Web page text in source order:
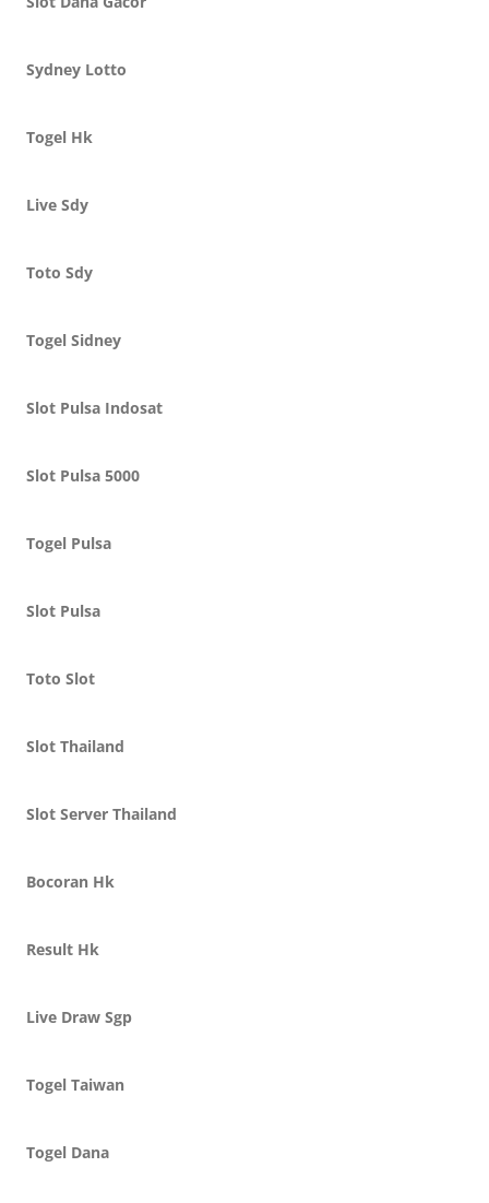
Sydney Lotto
Togel Hk
Live Sdy
Toto Sdy
Togel Sidney
Slot Pulsa Indosat
Slot Pulsa 5000
Togel Pulsa
Slot Pulsa
Toto Slot
Slot Thailand
Slot Server Thailand
Bocoran Hk
Result Hk
Live Draw Sgp
Togel Taiwan
Togel Dana